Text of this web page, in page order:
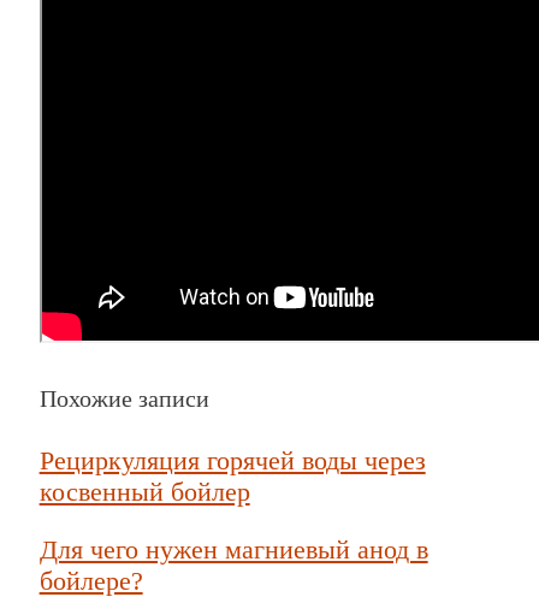
Похожие записи
Рециркуляция горячей воды через
косвенный бойлер
Для чего нужен магниевый анод в
бойлере?